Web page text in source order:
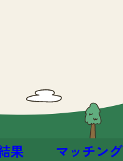
果 マッチング